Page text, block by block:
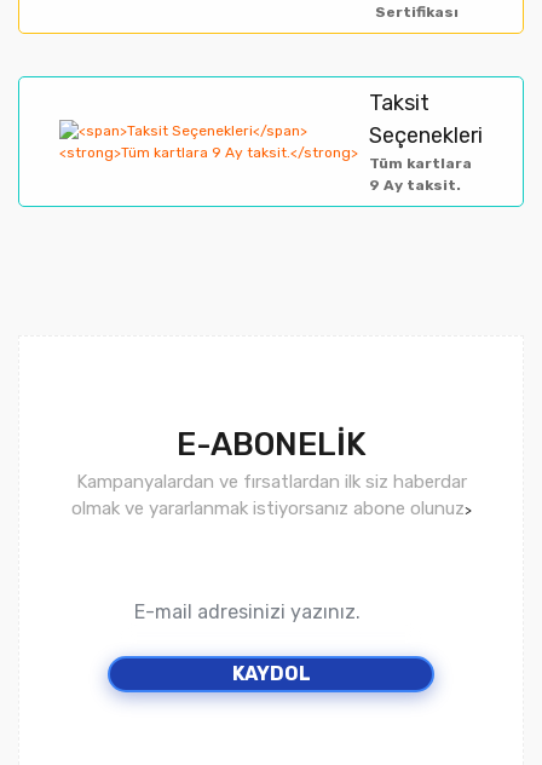
Gönder
Sertifikası
Taksit
Seçenekleri
Tüm kartlara
9 Ay taksit.
E-ABONELİK
Kampanyalardan ve fırsatlardan ilk siz haberdar
olmak ve yararlanmak istiyorsanız abone olunuz>
KAYDOL